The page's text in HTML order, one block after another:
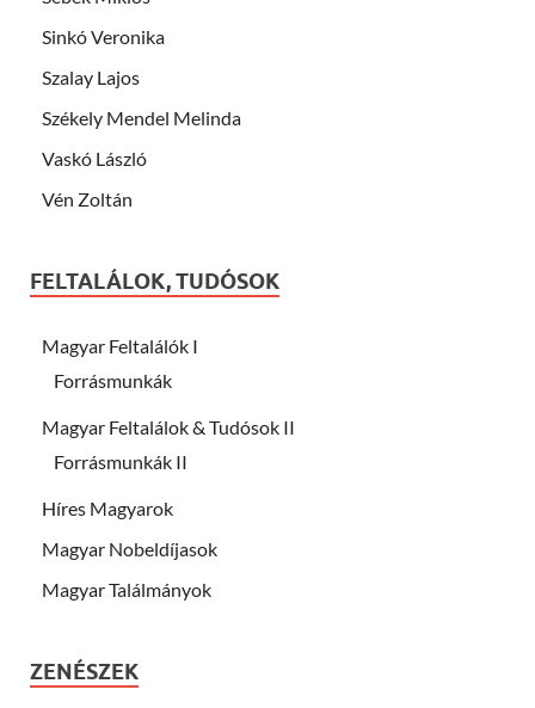
Sinkó Veronika
Szalay Lajos
Székely Mendel Melinda
Vaskó László
Vén Zoltán
FELTALÁLOK, TUDÓSOK
Magyar Feltalálók I
Forrásmunkák
Magyar Feltalálok & Tudósok II
Forrásmunkák II
Híres Magyarok
Magyar Nobeldíjasok
Magyar Találmányok
ZENÉSZEK